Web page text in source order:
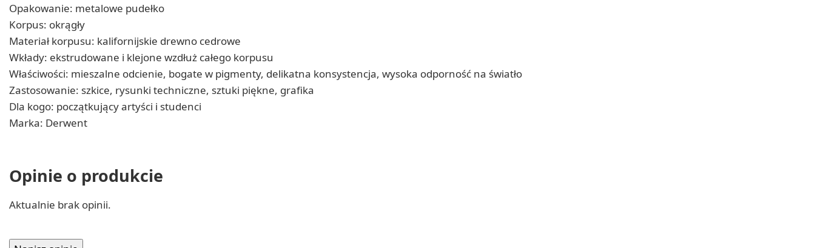
Opakowanie: metalowe pudełko
Korpus: okrągły
Materiał korpusu: kalifornijskie drewno cedrowe
Wkłady: ekstrudowane i klejone wzdłuż całego korpusu
Właściwości: mieszalne odcienie, bogate w pigmenty, delikatna konsystencja, wysoka odporność na światło
Zastosowanie: szkice, rysunki techniczne, sztuki piękne, grafika
Dla kogo: początkujący artyści i studenci
Marka: Derwent
Opinie o produkcie
Aktualnie brak opinii.